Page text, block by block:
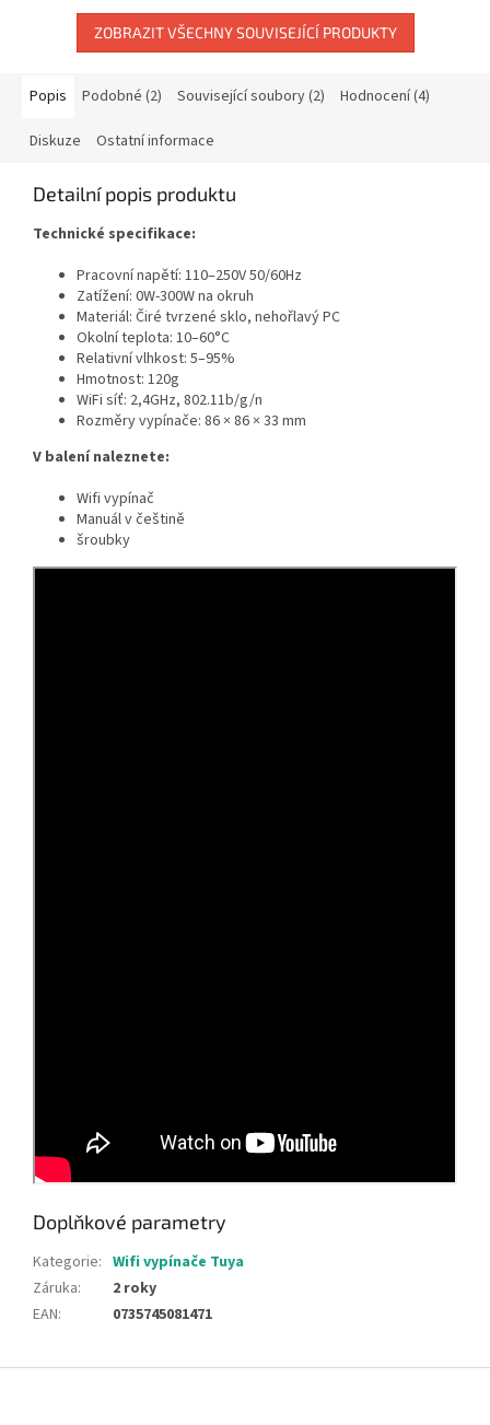
ZOBRAZIT VŠECHNY SOUVISEJÍCÍ PRODUKTY
Popis Podobné (2) Související soubory (2) Hodnocení (4)
Diskuze Ostatní informace
Detailní popis produktu
Technické specifikace:
Pracovní napětí: 110–250V 50/60Hz
Zatížení: 0W-300W na okruh
Materiál: Čiré tvrzené sklo, nehořlavý PC
Okolní teplota: 10–60°C
Relativní vlhkost: 5–95%
Hmotnost: 120g
WiFi síť: 2,4GHz, 802.11b/g/n
Rozměry vypínače: 86 × 86 × 33 mm
V balení naleznete:
Wifi vypínač
Manuál v češtině
šroubky
Doplňkové parametry
Kategorie: Wifi vypínače Tuya
Záruka:
2 roky
EAN: 0735745081471